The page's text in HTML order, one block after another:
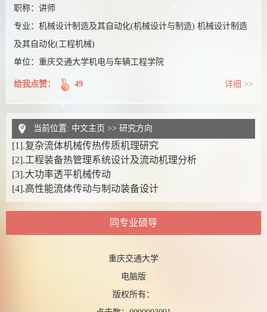
职称：讲师
专业：机械设计制造及其自动化(机械设计与制造) 机械设计制造
及其自动化(工程机械)
单位：重庆交通大学机电与车辆工程学院
给我点赞： 49 详细 >>
当前位置: 中文主页 >> 研究方向
[1].复杂流体机械传热传质机理研究
[2].工程装备热管理系统设计及流动机理分析
[3].大功率透平机械传动
[4].高性能流体传动与制动装备设计
同专业硕导
重庆交通大学
电脑版
版权所有：